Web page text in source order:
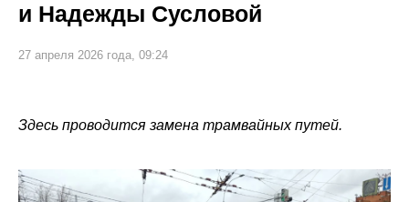
и Надежды Сусловой
27 апреля 2026 года, 09:24
Здесь проводится замена трамвайных путей.